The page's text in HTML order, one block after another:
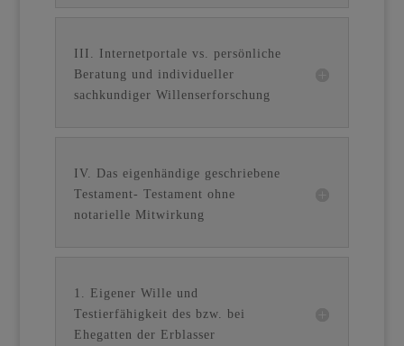
III. Internetportale vs. persönliche
Beratung und individueller
sachkundiger Willenserforschung
IV. Das eigenhändige geschriebene
Testament- Testament ohne
notarielle Mitwirkung
1. Eigener Wille und
Testierfähigkeit des bzw. bei
Ehegatten der Erblasser